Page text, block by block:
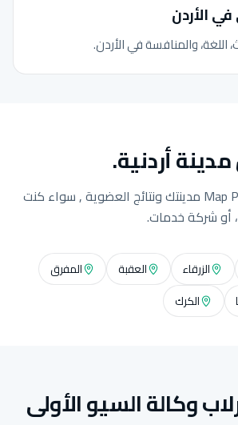
الأردن
والمنافسة في الأردن.
أردنية.
ترتيبات محلية في Map Pack مدينتك ونتائج العضوية , سواء كنت
أو شركة خدمات.
الزرقاء العقبة
المفرق
الكرك
وكالة السيو الأولى